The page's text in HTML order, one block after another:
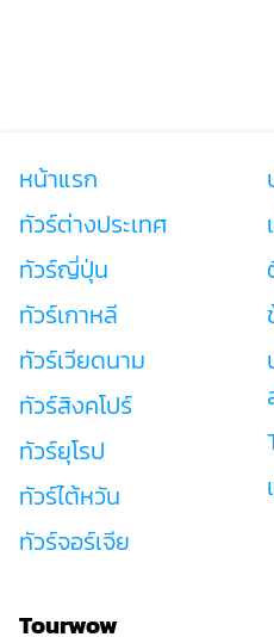
หน้าแรก
ทัวร์ต่างประเทศ
ทัวร์ญี่ปุ่น
ทัวร์เกาหลี
ทัวร์เวียดนาม
ทัวร์สิงคโปร์
ทัวร์ยุโรป
ทัวร์ไต้หวัน
ทัวร์จอร์เจีย
Tourwow